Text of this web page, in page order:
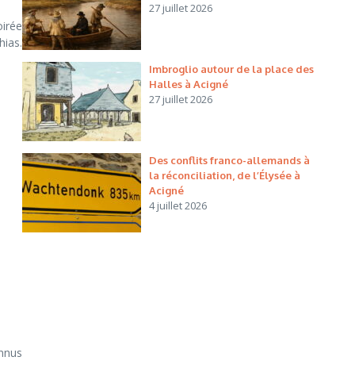
27 juillet 2026
Imbroglio autour de la place des
Halles à Acigné
27 juillet 2026
Des conflits franco-allemands à
la réconciliation, de l’Élysée à
Acigné
4 juillet 2026